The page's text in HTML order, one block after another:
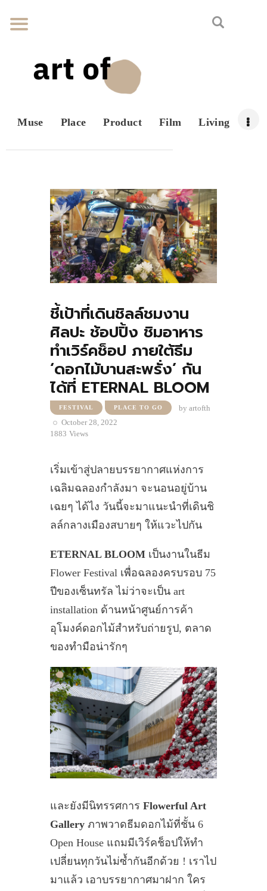
Muse Place Product Film Living
ชี้เป้าที่เดินชิลล์ชมงาน
ศิลปะ ช้อปปิ้ง ชิมอาหาร
ทำเวิร์คช็อป ภายใต้ธีม
‘ดอกไม้บานสะพรั่ง’ กัน
ได้ที่ ETERNAL BLOOM
FESTIVAL PLACE TO GO byartofth
October 28, 2022
1883 Views
เริ่มเข้าสู่ปลายบรรยากาศแห่งการ
เฉลิมฉลองกำลังมา จะนอนอยู่บ้าน
เฉยๆ ได้ไง วันนี้จะมาแนะนำที่เดินชิ
ลล์กลางเมืองสบายๆ ให้แวะไปกัน
ETERNAL BLOOM เป็นงานในธีม
Flower Festival เพื่อฉลองครบรอบ 75
ปีของเซ็นทรัล ไม่ว่าจะเป็น art
installation ด้านหน้าศูนย์การค้า
อุโมงค์ดอกไม้สำหรับถ่ายรูป, ตลาด
ของทำมือน่ารักๆ
และยังมีนิทรรศการ Flowerful Art
Gallery ภาพวาดธีมดอกไม้ที่ชั้น 6
Open House แถมมีเวิร์คช็อปให้ทำ
เปลี่ยนทุกวันไม่ซ้ำกันอีกด้วย ! เราไป
มาแล้ว เอาบรรยากาศมาฝาก ใคร